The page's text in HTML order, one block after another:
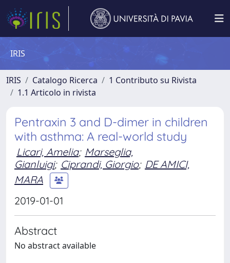
IRIS
IRIS Catalogo Ricerca
1 Contributo su Rivista
1.1 Articolo in rivista
Pentraxin 3 and D-dimer in children
with asthma: A real-world study
Licari, Amelia; Marseglia,
Gianluigi; Ciprandi, Giorgio; DE AMICI,
MARA
2019-01-01
Abstract
No abstract available